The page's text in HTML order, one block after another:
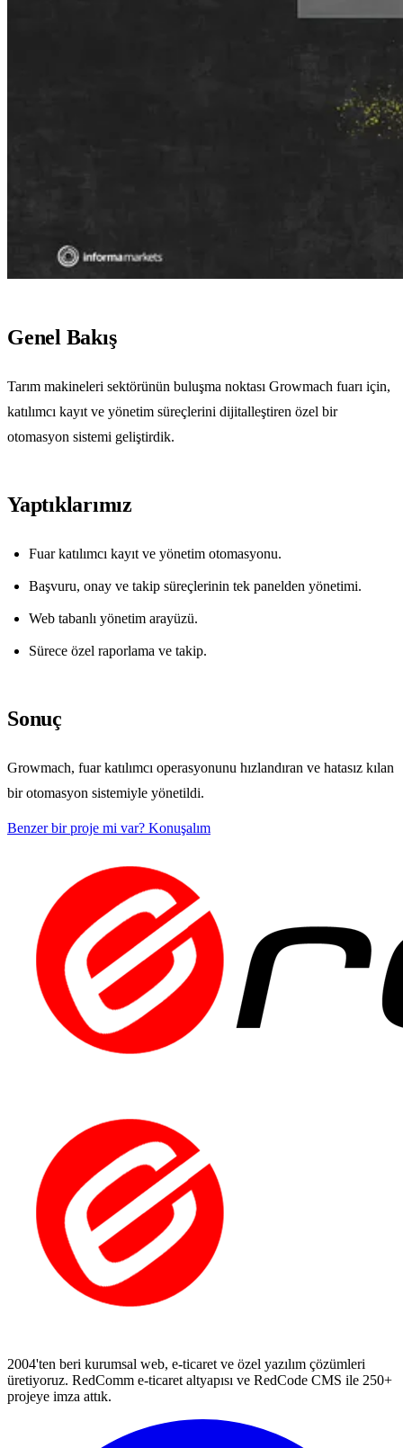
Genel Bakış
Tarım makineleri sektörünün buluşma noktası Growmach fuarı için,
katılımcı kayıt ve yönetim süreçlerini dijitalleştiren özel bir
otomasyon sistemi geliştirdik.
Yaptıklarımız
Fuar katılımcı kayıt ve yönetim otomasyonu.
Başvuru, onay ve takip süreçlerinin tek panelden yönetimi.
Web tabanlı yönetim arayüzü.
Sürece özel raporlama ve takip.
Sonuç
Growmach, fuar katılımcı operasyonunu hızlandıran ve hatasız kılan
bir otomasyon sistemiyle yönetildi.
Benzer bir proje mi var? Konuşalım
2004'ten beri kurumsal web, e-ticaret ve özel yazılım çözümleri
üretiyoruz. RedComm e-ticaret altyapısı ve RedCode CMS ile 250+
projeye imza attık.